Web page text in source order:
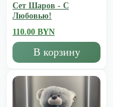
Сет Шаров - С
Любовью!
110.00 BYN
В корзину